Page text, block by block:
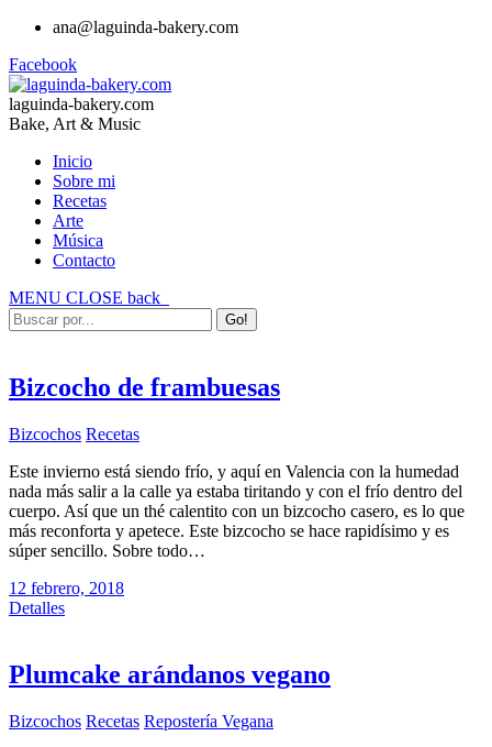
ana@laguinda-bakery.com
Facebook
laguinda-bakery.com
Bake, Art & Music
Inicio
Sobre mi
Recetas
Arte
Música
Contacto
MENU CLOSE back
Bizcocho de frambuesas
Bizcochos Recetas
Este invierno está siendo frío, y aquí en Valencia con la humedad
nada más salir a la calle ya estaba tiritando y con el frío dentro del
cuerpo. Así que un thé calentito con un bizcocho casero, es lo que
más reconforta y apetece. Este bizcocho se hace rapidísimo y es
súper sencillo. Sobre todo…
12 febrero, 2018
Detalles
Plumcake arándanos vegano
Bizcochos Recetas Repostería Vegana